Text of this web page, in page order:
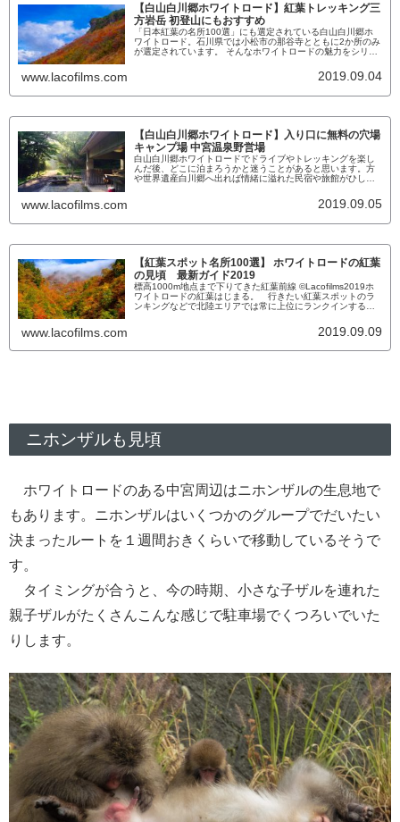
【白山白川郷ホワイトロード】紅葉トレッキング三
方岩岳 初登山にもおすすめ
「日本紅葉の名所100選」にも選定されている白山白川郷ホ
ワイトロード。石川県では小松市の那谷寺とともに2か所のみ
が選定されています。 そんなホワイトロードの魅力をシリー
引き続き、白山白川郷ホワイトロードの紅葉シーズンについ
て触れていきたいと思います。 前回は昨年開通した新登山
www.lacofilms.com 2019.09.04
【白山白川郷ホワイトロード】入り口に無料の穴場
キャンプ場 中宮温泉野営場
白山白川郷ホワイトロードでドライブやトレッキングを楽し
んだ後、どこに泊まろうかと迷うことがあると思います。方
や世界遺産白川郷へ出れば情緒に溢れた民宿や旅館がひしめ
を楽しめる一里野温泉があり、アウトドア派にはそれぞれ周
辺にしっかり整備されたキャンプ場もいくつか点在していま
めのキャンプ場「中宮温...
www.lacofilms.com 2019.09.05
【紅葉スポット名所100選】 ホワイトロードの紅葉
の見頃 最新ガイド2019
標高1000m地点まで下りてきた紅葉前線 ©Lacofilms2019ホ
ワイトロードの紅葉はじまる。 行きたい紅葉スポットのラ
ンキングなどで北陸エリアでは常に上位にランクインする
どんなところかわからない、山道は不安という方も多いので
はないでしょうか。ホワイトロードは誰でもどんな車でも楽
www.lacofilms.com 2019.09.09
ニホンザルも見頃
ホワイトロードのある中宮周辺はニホンザルの生息地で
もあります。ニホンザルはいくつかのグループでだいたい
決まったルートを１週間おきくらいで移動しているそうで
す。
タイミングが合うと、今の時期、小さな子ザルを連れた
親子ザルがたくさんこんな感じで駐車場でくつろいでいた
りします。